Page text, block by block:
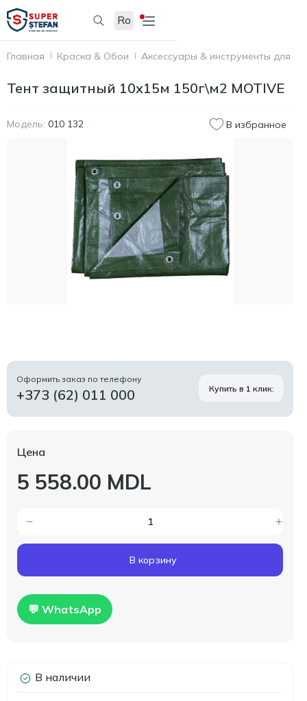
Ro
Главная Краска & Обои Аксессуары & инструменты для
Тент защитный 10х15м 150г\м2 MOTIVE
Модель: 010 132 В избранное
Оформить заказ по телефону
+373 (62) 011 000 Купить в 1 клик:
Цена
5 558.00 MDL
В корзину
💬 WhatsApp
В наличии